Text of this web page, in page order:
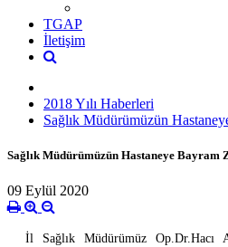
TGAP
İletişim
2018 Yılı Haberleri
Sağlık Müdürümüzün
Sağlık Müdürümüzün Hastaneye Bayram
09 Eylül 2020
İl Sağlık Müdürümüz Op.Dr.Hacı